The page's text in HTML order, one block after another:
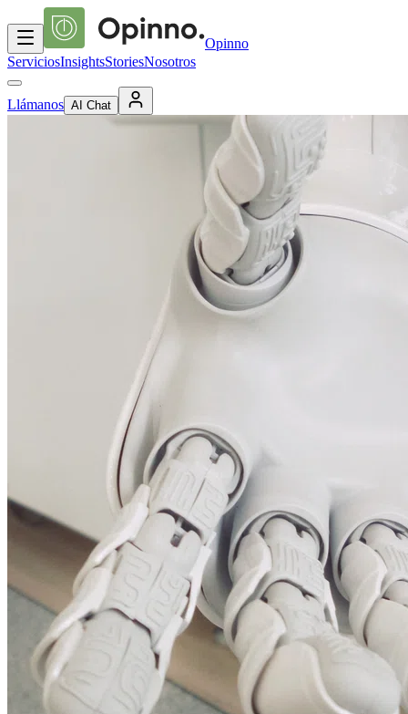
Opinno
ServiciosInsightsStoriesNosotros
Llámanos AI Chat